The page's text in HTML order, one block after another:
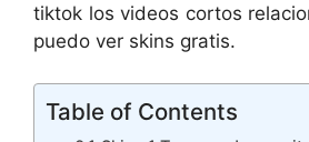
tiktok los videos cortos
puedo ver skins gratis.
Table of Contents